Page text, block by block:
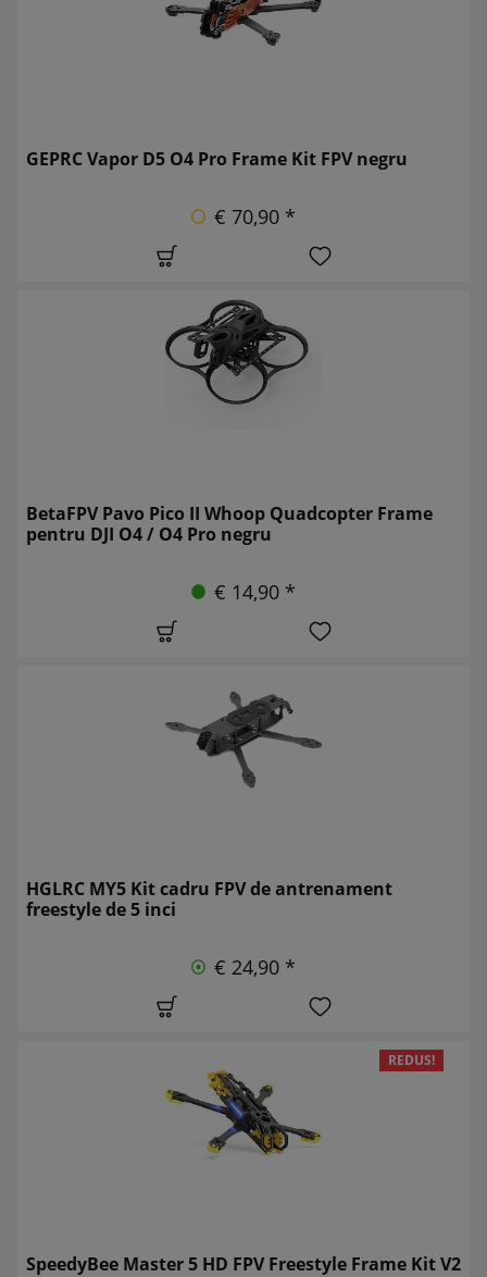
GEPRC Vapor D5 O4 Pro Frame Kit FPV negru
€ 70,90 *
BetaFPV Pavo Pico II Whoop Quadcopter Frame
pentru DJI O4 / O4 Pro negru
€ 14,90 *
HGLRC MY5 Kit cadru FPV de antrenament
freestyle de 5 inci
€ 24,90 *
REDUS!
SpeedyBee Master 5 HD FPV Freestyle Frame Kit V2